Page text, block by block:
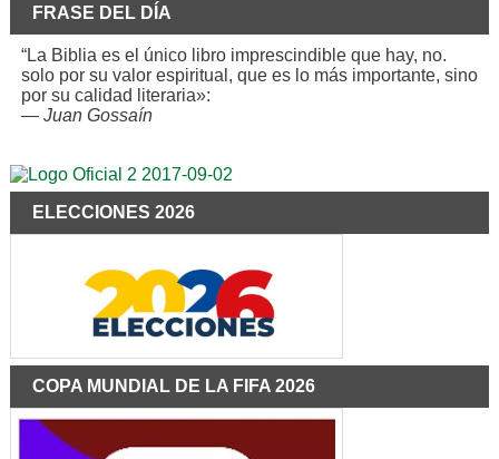
FRASE DEL DÍA
“La Biblia es el único libro imprescindible que hay, no.
solo por su valor espiritual, que es lo más importante, sino
por su calidad literaria»:
— Juan Gossaín
ELECCIONES 2026
COPA MUNDIAL DE LA FIFA 2026